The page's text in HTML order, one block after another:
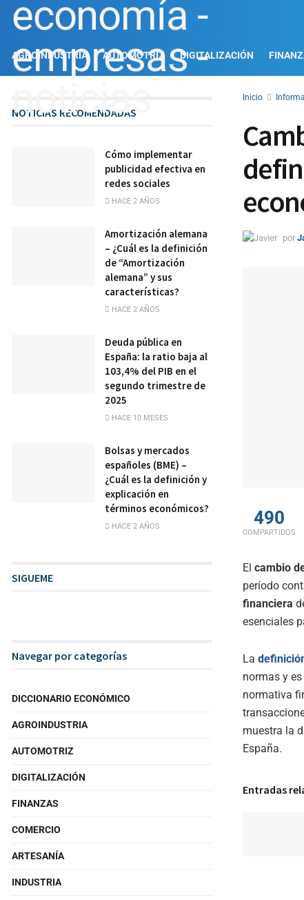
AGROINDUSTRIA AUTOMOTRIZ DIGITALIZACIÓN
Inicio
por
490
COMPARTIDOS
El cambio
período
financiera
esenciales
La
normas y
normativa
muestra la
España.
Entradas
NOTICIAS RECOMENDADAS
Cómo implementar
publicidad efectiva en
redes sociales
HACE 2 AÑOS
Amortización alemana
– ¿Cuál es la definición
de “Amortización
alemana” y sus
características?
HACE 2 AÑOS
Deuda pública en
España: la ratio baja al
103,4% del PIB en el
segundo trimestre de
2025
HACE 10 MESES
Bolsas y mercados
españoles (BME) –
¿Cuál es la definición y
explicación en
términos económicos?
HACE 2 AÑOS
SIGUEME
Navegar por categorías
DICCIONARIO ECONÓMICO
AGROINDUSTRIA
AUTOMOTRIZ
DIGITALIZACIÓN
FINANZAS
COMERCIO
ARTESANÍA
INDUSTRIA